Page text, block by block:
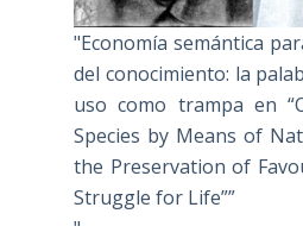
"Economía semántica
del conocimiento: la
uso como trampa en
Species by Means of
the Preservation of
Struggle for Life””
"